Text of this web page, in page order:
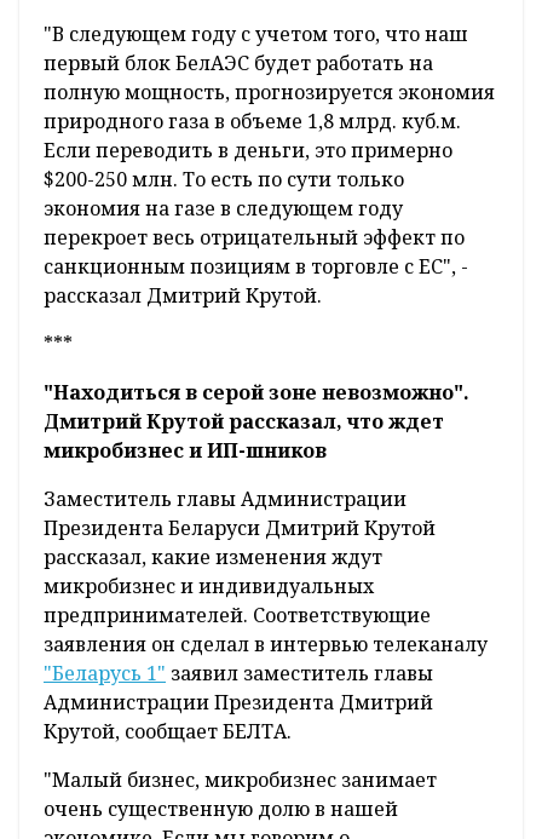
"В следующем году с учетом того, что наш
первый блок БелАЭС будет работать на
полную мощность, прогнозируется экономия
природного газа в объеме 1,8 млрд. куб.м.
Если переводить в деньги, это примерно
$200-250 млн. То есть по сути только
экономия на газе в следующем году
перекроет весь отрицательный эффект по
санкционным позициям в торговле с ЕС", -
рассказал Дмитрий Крутой.
***
"Находиться в серой зоне невозможно".
Дмитрий Крутой рассказал, что ждет
микробизнес и ИП-шников
Заместитель главы Администрации
Президента Беларуси Дмитрий Крутой
рассказал, какие изменения ждут
микробизнес и индивидуальных
предпринимателей. Соответствующие
заявления он сделал в интервью телеканалу
"Беларусь 1" заявил заместитель главы
Администрации Президента Дмитрий
Крутой, сообщает БЕЛТА.
"Малый бизнес, микробизнес занимает
очень существенную долю в нашей